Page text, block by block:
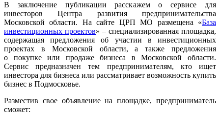
В заключение публикации расскажем о сервисе для
инвесторов Центра развития предпринимательства
Московской области. На сайте ЦРП МО размещена «База
инвестиционных проектов» – специализированная площадка,
содержащая предложения об участии в инвестиционных
проектах в Московской области, а также предложения
о покупке или продаже бизнеса в Московской области.
Сервис предназначен тем предпринимателям, кто ищет
инвестора для бизнеса или рассматривает возможность купить
бизнес в Подмосковье.
Разместив свое объявление на площадке, предприниматель
сможет: